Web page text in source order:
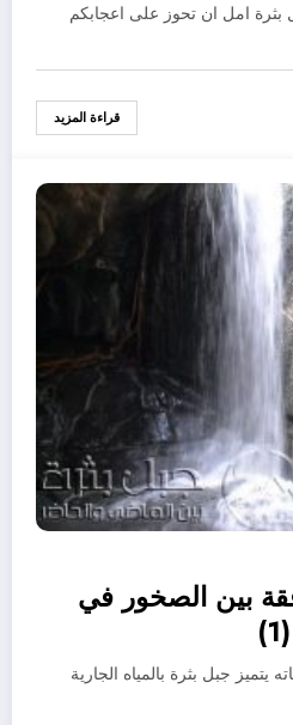
امل ان تحوز على اعجابكم
قراءة المزيد
بين الصخور في
يتميز جبل بثرة بالمياه الجارية